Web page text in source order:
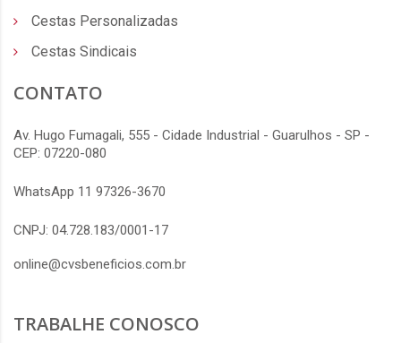
Cestas Personalizadas
Cestas Sindicais
CONTATO
Av. Hugo Fumagali, 555 - Cidade Industrial - Guarulhos - SP -
CEP: 07220-080
WhatsApp 11 97326-3670
CNPJ: 04.728.183/0001-17
online@cvsbeneficios.com.br
TRABALHE CONOSCO